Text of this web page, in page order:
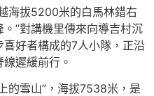
海拔5200米的白馬林錯右
”對講機里傳來向導吉村沉
好者構成的7人小隊，正沿
遲緩前行。
的雪山”，海拔7538米，是